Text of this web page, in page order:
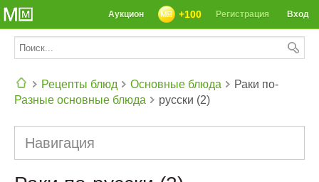
Вход
Регистрация
+100
Аукцион
Рецепты блюд
Основные блюда
Разные основные блюда
Раки по-
русски (2)
Навигация